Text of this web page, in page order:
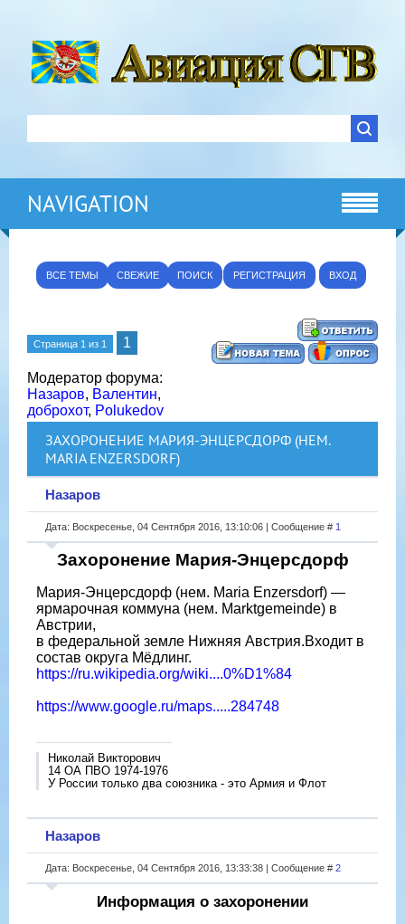
NAVIGATION
ВСЕ ТЕМЫ СВЕЖИЕ ПОИСК РЕГИСТРАЦИЯ ВХОД
Страница 1 из 1 1
Модератор форума:
Назаров, Валентин,
доброхот, Polukedov
ЗАХОРОНЕНИЕ МАРИЯ-ЭНЦЕРСДОРФ (НЕМ.
MARIA ENZERSDORF)
Назаров
Дата: Воскресенье, 04 Сентября 2016, 13:10:06 | Сообщение # 1
Захоронение Мария-Энцерсдорф
Мария-Энцерсдорф (нем. Maria Enzersdorf) —
ярмарочная коммуна (нем. Marktgemeinde) в
Австрии,
в федеральной земле Нижняя Австрия.Входит в
состав округа Мёдлинг.
https://ru.wikipedia.org/wiki....0%D1%84
https://www.google.ru/maps.....284748
Николай Викторович
14 ОА ПВО 1974-1976
У России только два союзника - это Армия и Флот
Назаров
Дата: Воскресенье, 04 Сентября 2016, 13:33:38 | Сообщение # 2
Информация о захоронении